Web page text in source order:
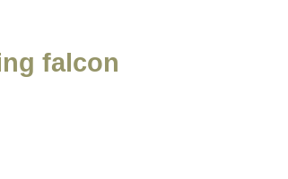
falcon